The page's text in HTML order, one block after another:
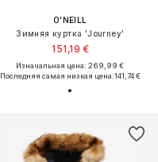
O'NEILL
Зимняя куртка 'Journey'
151,19 €
Изначальная цена: 269,99 €
Последняя самая низкая цена:141,74 €